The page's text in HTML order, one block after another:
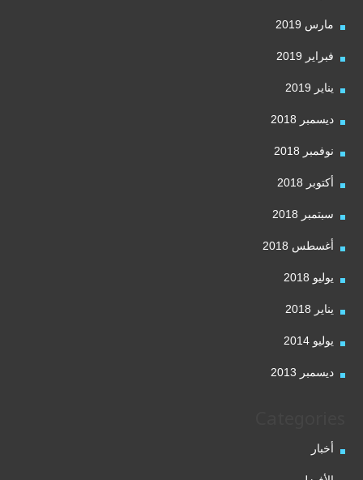
مارس 2019
فبراير 2019
يناير 2019
ديسمبر 2018
نوفمبر 2018
أكتوبر 2018
سبتمبر 2018
أغسطس 2018
يوليو 2018
يناير 2018
يوليو 2014
ديسمبر 2013
أخبار